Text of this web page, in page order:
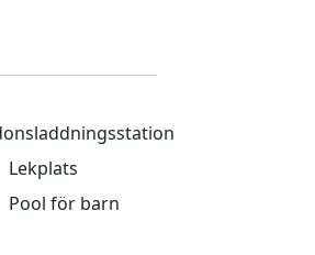
Lekplats
Pool för barn